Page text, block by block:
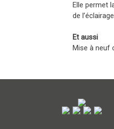
Elle permet
de
Et aussi
Mise à neuf